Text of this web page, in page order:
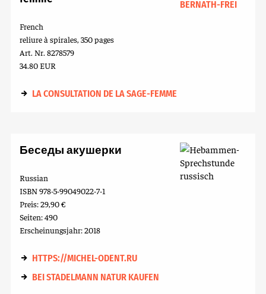
French
reliure à spirales, 350 pages
Art. Nr. 8278579
34.80 EUR
LA CONSULTATION DE LA SAGE-FEMME
Беседы акушерки
Russian
ISBN 978-5-99049022-7-1
Preis: 29,90 €
Seiten: 490
Erscheinungsjahr: 2018
HTTPS://MICHEL-ODENT.RU
BEI STADELMANN NATUR KAUFEN